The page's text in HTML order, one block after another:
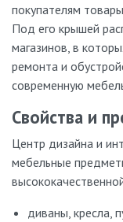
покупателям
Под его крышей
магазинов, в
ремонта и
современную
Свойства и
Центр дизайна и
мебельные
диваны, кресла,